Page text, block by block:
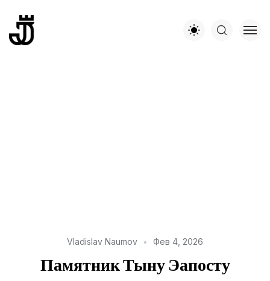
Vladislav Naumov Фев 4, 2026
Памятник Тыну Эапосту